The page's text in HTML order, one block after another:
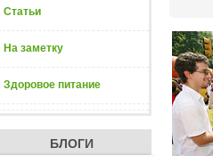
Статьи
На заметку
Здоровое питание
БЛОГИ